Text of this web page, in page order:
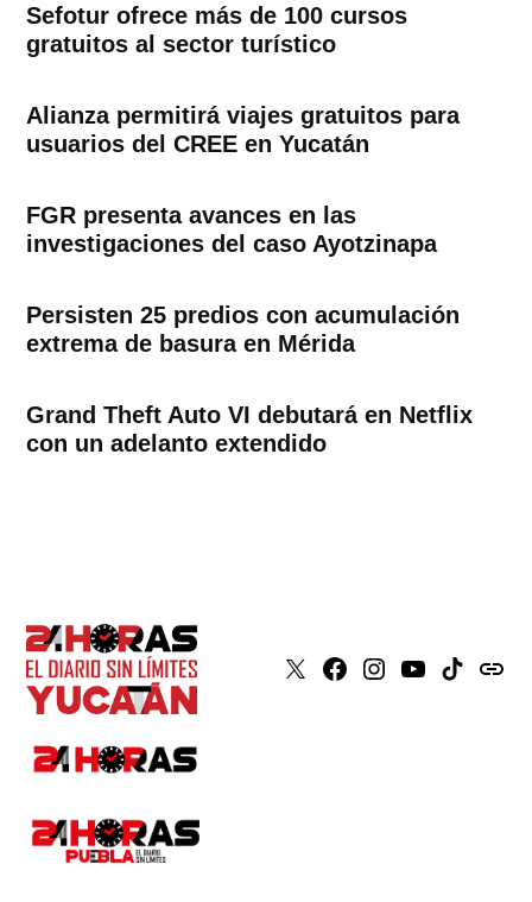
Sefotur ofrece más de 100 cursos
gratuitos al sector turístico
Alianza permitirá viajes gratuitos para
usuarios del CREE en Yucatán
FGR presenta avances en las
investigaciones del caso Ayotzinapa
Persisten 25 predios con acumulación
extrema de basura en Mérida
Grand Theft Auto VI debutará en Netflix
con un adelanto extendido
X Faceboook
Instagram
YoutubeTiktokissuu